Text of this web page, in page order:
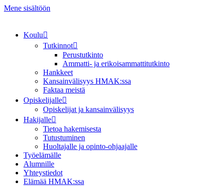
Mene sisältöön
Koulu
Tutkinnot
Perustutkinto
Ammatti- ja erikoisammattitutkinto
Hankkeet
Kansainvälisyys HMAK:ssa
Faktaa meistä
Opiskelijalle
Opiskelijat ja kansainvälisyys
Hakijalle
Tietoa hakemisesta
Tutustuminen
Huoltajalle ja opinto-ohjaajalle
Työelämälle
Alumnille
Yhteystiedot
Elämää HMAK:ssa